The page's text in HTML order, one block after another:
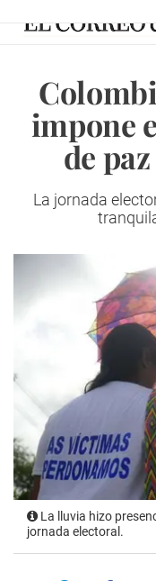
impone
de
La jornada
La lluvia hizo
jornada electoral.